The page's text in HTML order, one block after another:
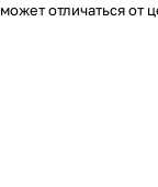
может отличаться от